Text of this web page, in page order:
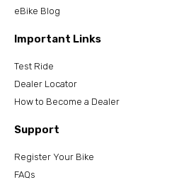
eBike Blog
Important Links
Test Ride
Dealer Locator
How to Become a Dealer
Support
Register Your Bike
FAQs